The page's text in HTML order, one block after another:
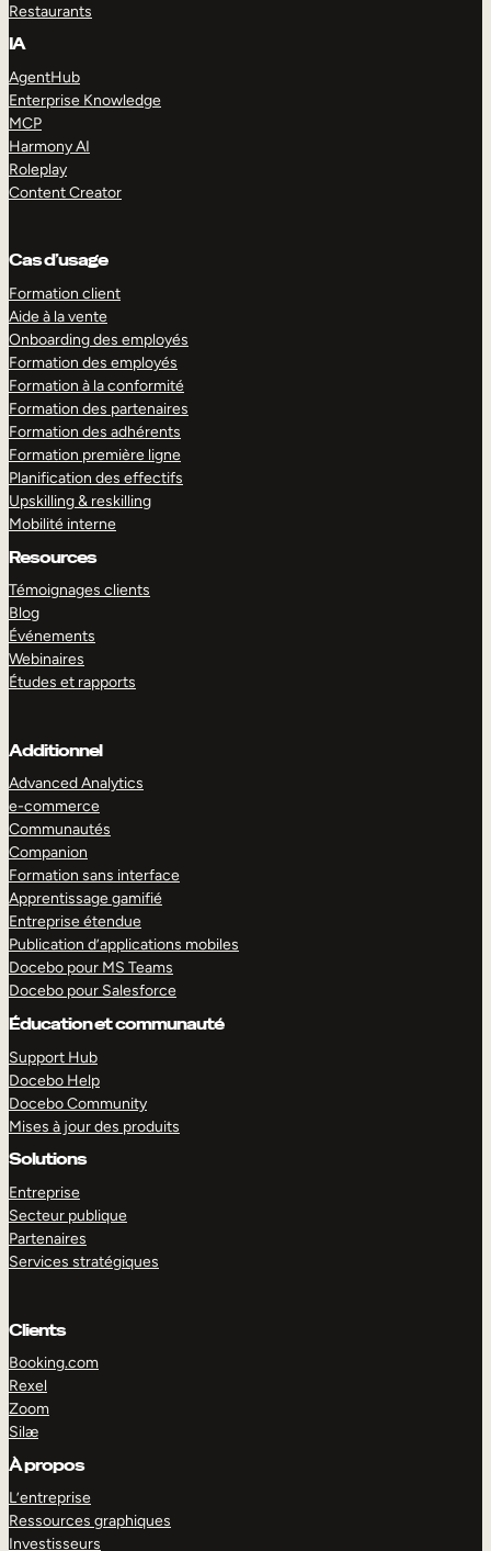
Restaurants
IA
AgentHub
Enterprise Knowledge
MCP
Harmony AI
Roleplay
Content Creator
Cas d’usage
Formation client
Aide à la vente
Onboarding des employés
Formation des employés
Formation à la conformité
Formation des partenaires
Formation des adhérents
Formation première ligne
Planification des effectifs
Upskilling & reskilling
Mobilité interne
Resources
Témoignages clients
Blog
Événements
Webinaires
Études et rapports
Additionnel
Advanced Analytics
e-commerce
Communautés
Companion
Formation sans interface
Apprentissage gamifié
Entreprise étendue
Publication d’applications mobiles
Docebo pour MS Teams
Docebo pour Salesforce
Éducation et communauté
Support Hub
Docebo Help
Docebo Community
Mises à jour des produits
Solutions
Entreprise
Secteur publique
Partenaires
Services stratégiques
Clients
Booking.com
Rexel
Zoom
Silæ
À propos
L’entreprise
Ressources graphiques
Investisseurs